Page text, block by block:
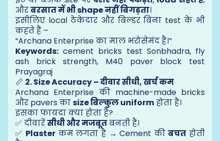
औरबरसात में भी shape नहीं बिगड़ता।
इसीलिए local ठेकेदार और बिल्डर बिना test के भी
कहते हैं –
“Archana Enterprise का माल भरोसेमंद है।”
Keywords: cement bricks test Sonbhadra, fly
ash brick strength, M40 paver block test
Prayagraj
📏 2. Size Accuracy – दीवार सीधी, खर्च कम
Archana Enterprise की machine-made bricks
और pavers काsize बिल्कुल uniformहोता है।
इसका फायदा क्या होता है?
✅ दीवारेंसीधी और मजबूतबनती हैं।
✅ Plaster कम लगता है → Cement कीबचत होती